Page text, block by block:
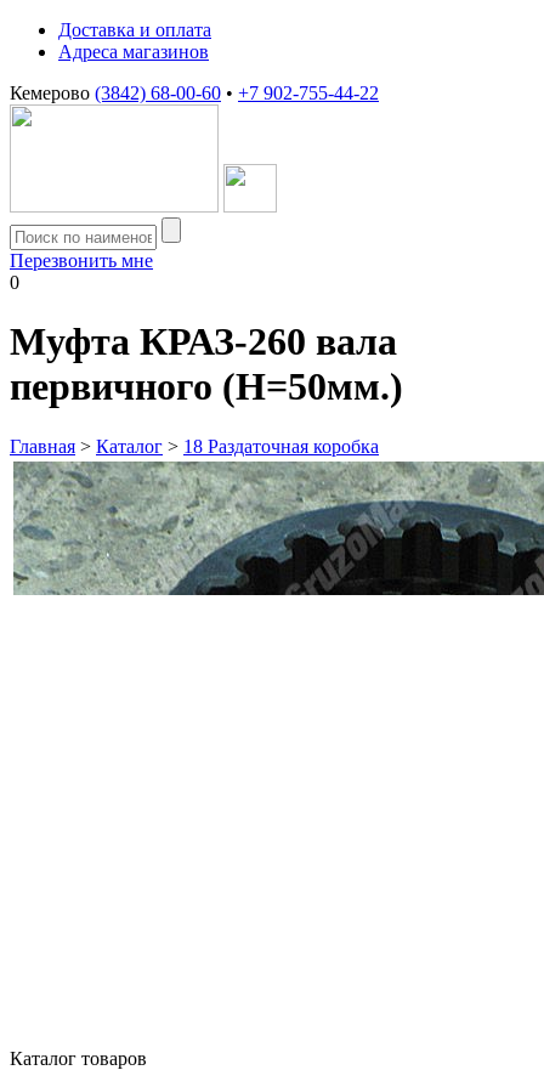
Доставка и оплата
Адреса магазинов
Кемерово (3842) 68-00-60 • +7 902-755-44-22
Перезвонить мне
0
Муфта КРАЗ-260 вала
первичного (H=50мм.)
Главная > Каталог > 18 Раздаточная коробка
Каталог товаров